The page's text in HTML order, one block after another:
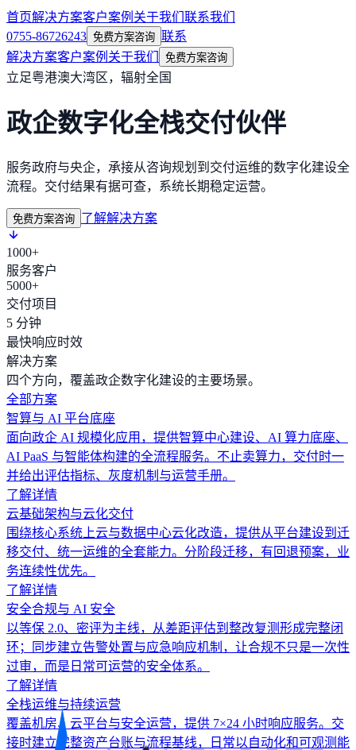
首页解决方案客户案例 关于我们 联系我们
0755-86726243 免费方案咨询 联系
解决方案客户案例 关于我们 免费方案咨询
立足粤港澳大湾区，辐射全国
政企数字化全栈交付伙伴
服务政府与央企，承接从咨询规划到交付运维的数字化建设全
流程。交付结果有据可查，系统长期稳定运营。
免费方案咨询 了解解决方案
1000+
服务客户
5000+
交付项目
5 分钟
最快响应时效
解决方案
四个方向，覆盖政企数字化建设的主要场景。
全部方案
智算与 AI 平台底座
面向政企 AI 规模化应用，提供智算中心建设、AI 算力底座、
AI PaaS 与智能体构建的全流程服务。不止卖算力，交付时一
并给出评估指标、灰度机制与运营手册。
了解详情
云基础架构与云化交付
围绕核心系统上云与数据中心云化改造，提供从平台建设到迁
移交付、统一运维的全套能力。分阶段迁移，有回退预案，业
务连续性优先。
了解详情
安全合规与 AI 安全
以等保 2.0、密评为主线，从差距评估到整改复测形成完整闭
环；同步建立告警处置与应急响应机制，让合规不只是一次性
过审，而是日常可运营的安全体系。
了解详情
全栈运维与持续运营
覆盖机房、云平台与安全运营，提供 7×24 小时响应服务。交
接时建立完整资产台账与流程基线，日常以自动化和可观测能